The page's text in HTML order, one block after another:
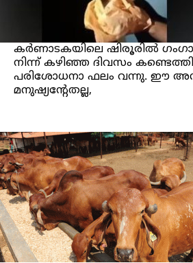
കർണാടകയിലെ ഷിരൂരിൽ
നിന്ന് കഴിഞ്ഞ ദിവസം
പരിശോധനാ ഫലം വന്നു. ഈ
മനുഷ്യൻ്റേതല്ല,